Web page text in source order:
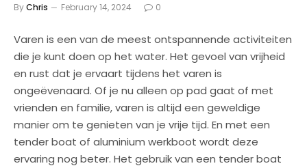
ByChris February 14, 2024 0
Varen is een van de meest ontspannende activiteiten
die je kunt doen op het water. Het gevoel van vrijheid
en rust dat je ervaart tijdens het varen is
ongeëvenaard. Of je nu alleen op pad gaat of met
vrienden en familie, varen is altijd een geweldige
manier om te genieten van je vrije tijd. En met een
tender boat of aluminium werkboot wordt deze
ervaring nog beter. Het gebruik van een tender boat